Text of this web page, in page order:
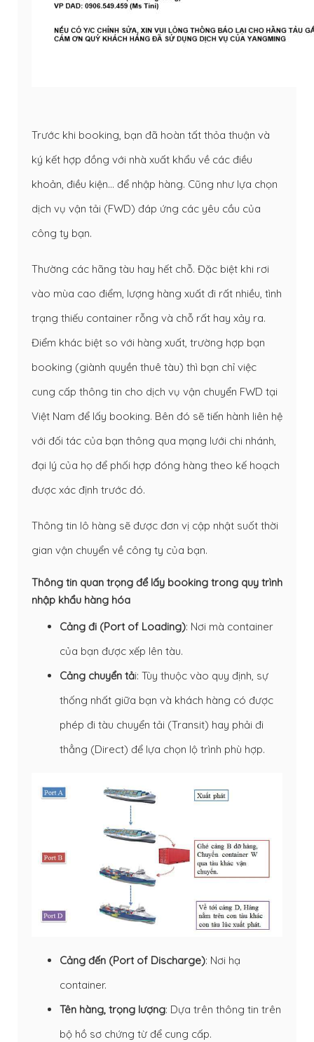
Trước khi booking, bạn đã hoàn tất thỏa thuận và
ký kết hợp đồng với nhà xuất khẩu về các điều
khoản, điều kiện… để nhập hàng. Cũng như lựa chọn
dịch vụ vận tải (FWD) đáp ứng các yêu cầu của
công ty bạn.
​Thường các hãng tàu hay hết chỗ. Đặc biệt khi rơi
vào mùa cao điểm, lượng hàng xuất đi rất nhiều, tình
trạng thiếu container rỗng và chỗ rất hay xảy ra.
Điểm khác biệt so với hàng xuất, trường hợp bạn
booking (giành quyền thuê tàu) thì bạn chỉ việc
cung cấp thông tin cho dịch vụ vận chuyển FWD tại
Việt Nam để lấy booking. Bên đó sẽ tiến hành liên hệ
với đối tác của bạn thông qua mạng lưới chi nhánh,
đại lý của họ để phối hợp đóng hàng theo kế hoạch
được xác định trước đó.
Thông tin lô hàng sẽ được đơn vị cập nhật suốt thời
gian vận chuyển về công ty của bạn.
Thông tin quan trọng để lấy booking trong quy trình
nhập khẩu hàng hóa
Cảng đi (Port of Loading): Nơi mà container
của bạn được xếp lên tàu.
Cảng chuyển tải: Tùy thuộc vào quy định, sự
thống nhất giữa bạn và khách hàng có được
phép đi tàu chuyển tải (Transit) hay phải đi
thẳng (Direct) để lựa chọn lộ trình phù hợp.
Cảng đến (Port of Discharge): Nơi hạ
container.
Tên hàng, trọng lượng: Dựa trên thông tin trên
bộ hồ sơ chứng từ để cung cấp.